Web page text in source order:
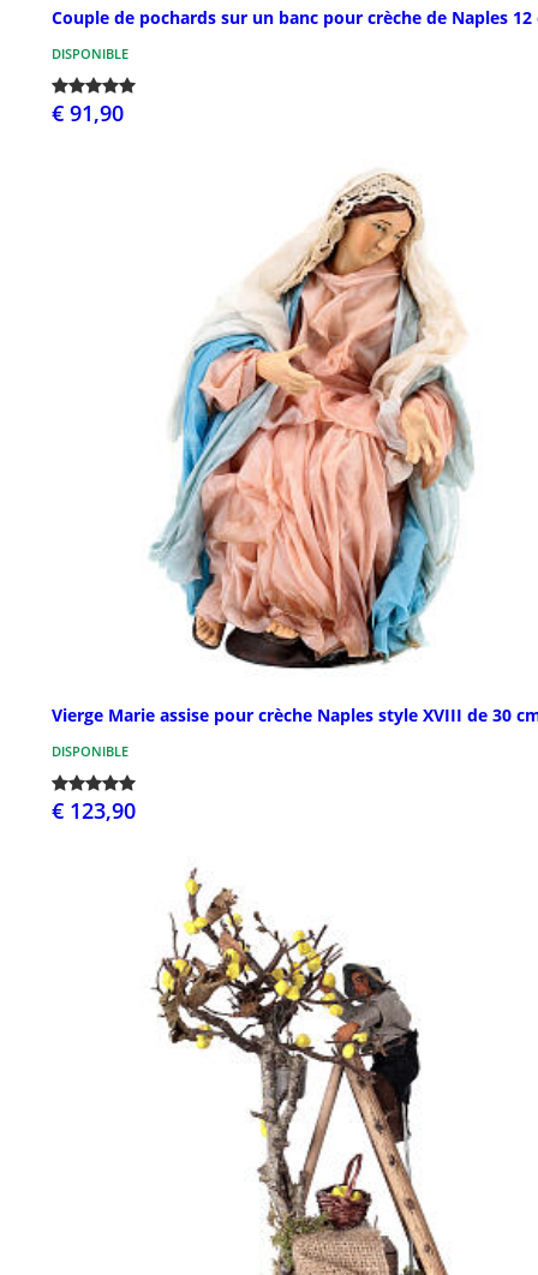
Couple de pochards sur un banc pour crèche de Naples 12
DISPONIBLE
€ 91,90
Vierge Marie assise pour crèche Naples style XVIII de 30
DISPONIBLE
€ 123,90